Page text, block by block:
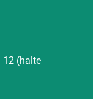
12 (halte